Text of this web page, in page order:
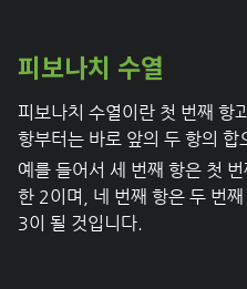
피보나치 수열
피보나치 수열이란 첫 번째 항
항부터는 바로 앞의 두 항의 합
예를 들어서 세 번째 항은 첫
한 2이며, 네 번째 항은 두 번
3이 될 것입니다.